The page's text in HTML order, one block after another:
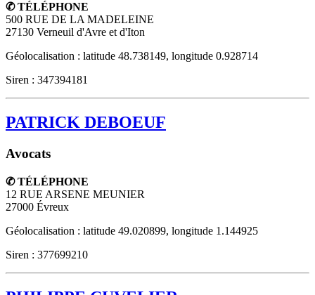
✆ TÉLÉPHONE
500 RUE DE LA MADELEINE
27130 Verneuil d'Avre et d'Iton
Géolocalisation : latitude 48.738149, longitude 0.928714
Siren : 347394181
PATRICK DEBOEUF
Avocats
✆ TÉLÉPHONE
12 RUE ARSENE MEUNIER
27000 Évreux
Géolocalisation : latitude 49.020899, longitude 1.144925
Siren : 377699210